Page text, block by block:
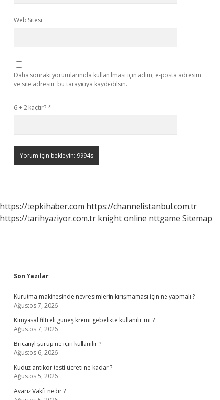
Web Sitesi
Daha sonraki yorumlarımda kullanılması için adım, e-posta adresim
ve site adresim bu tarayıcıya kaydedilsin.
6 + 2 kaçtır?*
https://tepkihaber.com https://channelistanbul.com.tr
https://tarihyaziyor.com.tr knight online nttgame Sitemap
Sidebar
Son Yazılar
Kurutma makinesinde nevresimlerin kırışmaması için ne yapmalı ?
Ağustos 7, 2026
Kimyasal filtreli güneş kremi gebelikte kullanılır mı ?
Ağustos 7, 2026
Bricanyl şurup ne için kullanılır ?
Ağustos 6, 2026
Kuduz antikor testi ücreti ne kadar ?
Ağustos 5, 2026
Avarız Vakfı nedir ?